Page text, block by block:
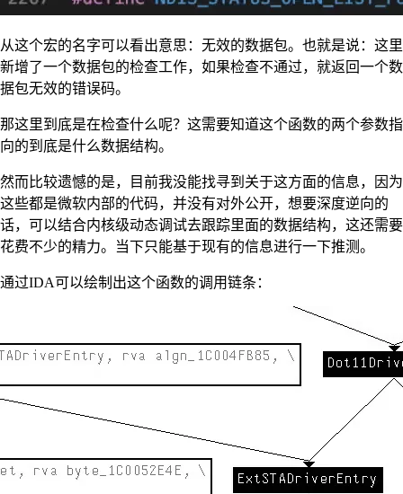
从这个宏的名字可以看出意思：无效的数据包。也就是说：这里
新增了一个数据包的检查工作，如果检查不通过，就返回一个数
据包无效的错误码。
那这里到底是在检查什么呢？这需要知道这个函数的两个参数指
向的到底是什么数据结构。
然而比较遗憾的是，目前我没能找寻到关于这方面的信息，因为
这些都是微软内部的代码，并没有对外公开，想要深度逆向的
话，可以结合内核级动态调试去跟踪里面的数据结构，这还需要
花费不少的精力。当下只能基于现有的信息进行一下推测。
通过IDA可以绘制出这个函数的调用链条：